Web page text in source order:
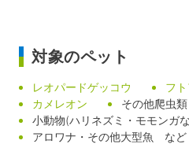
対象のペット
レオパードゲッコウ
フ
カメレオン
その他爬虫
小動物(ハリネズミ・モモンガ
アロワナ・その他大型魚 など